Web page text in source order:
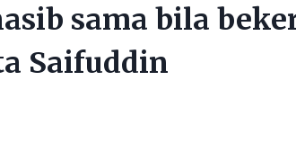
sama bila
Saifuddin